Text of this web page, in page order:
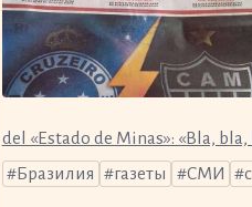
del «Estado de Minas»: «Bla, bla,
Бразилия
газеты СМИ